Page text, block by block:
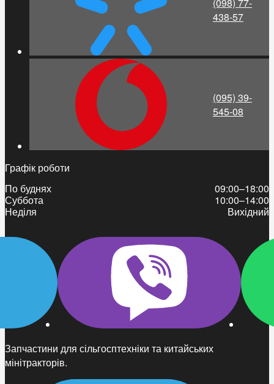
Запчастини для сільгосптехніки та китайських
мінітракторів.
(098) 77-
438-57
(095) 39-
545-08
Графік роботи
По буднях
09:00–18:00
Суббота
10:00–14:00
Неділя
Вихідний